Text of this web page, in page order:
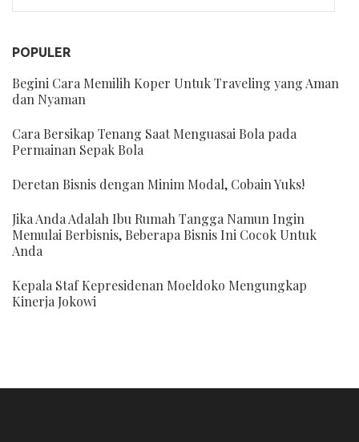
POPULER
Begini Cara Memilih Koper Untuk Traveling yang Aman
dan Nyaman
Cara Bersikap Tenang Saat Menguasai Bola pada
Permainan Sepak Bola
Deretan Bisnis dengan Minim Modal, Cobain Yuks!
Jika Anda Adalah Ibu Rumah Tangga Namun Ingin
Memulai Berbisnis, Beberapa Bisnis Ini Cocok Untuk
Anda
Kepala Staf Kepresidenan Moeldoko Mengungkap
Kinerja Jokowi